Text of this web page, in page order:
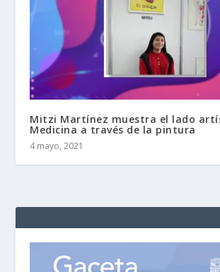
Mitzi Martínez muestra el lado
Medicina a través de la pintura
4 mayo, 2021